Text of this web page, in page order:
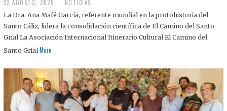
22 AGOSTO, 2025
2
A
G
O
S
2
5
NOTICIAS
La Dra. Ana Mafé García, referente mundial en la protohistoria del
Santo Cáliz, lidera la consolidación científica de El Camino del Santo
Grial La Asociación Internacional Itinerario Cultural El Camino del
Santo Grial More